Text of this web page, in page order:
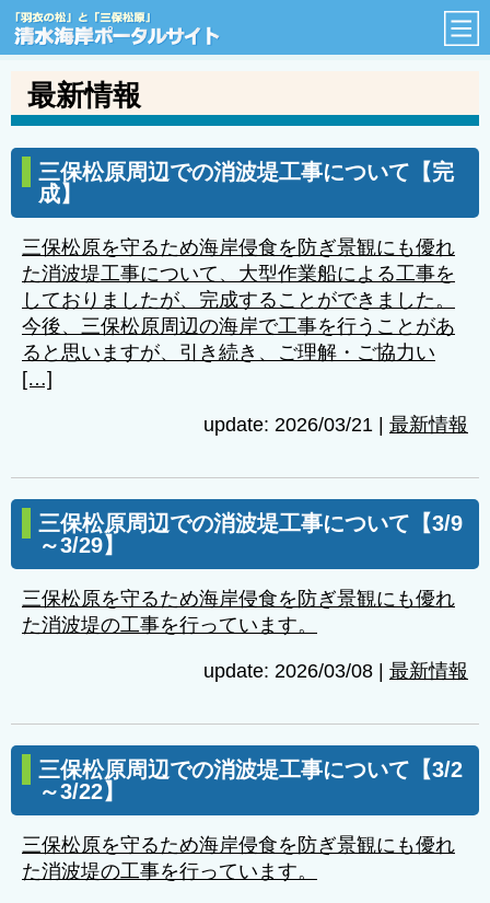
「羽衣の松」と「三保松原
最新情報
三保松原周辺での消波堤工事について【完
成】
三保松原を守るため海岸侵食を防ぎ景観にも優れ
た消波堤工事について、大型作業船による工事を
しておりましたが、完成することができました。
今後、三保松原周辺の海岸で工事を行うことがあ
ると思いますが、引き続き、ご理解・ご協力い
[…]
update: 2026/03/21 最新情報
三保松原周辺での消波堤工事について【3/9
～3/29】
三保松原を守るため海岸侵食を防ぎ景観にも優れ
た消波堤の工事を行っています。
update: 2026/03/08 最新情報
三保松原周辺での消波堤工事について【3/2
～3/22】
三保松原を守るため海岸侵食を防ぎ景観にも優れ
た消波堤の工事を行っています。